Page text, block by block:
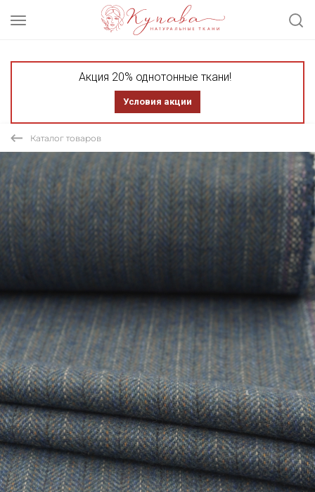
Акция 20% однотонные ткани!
Условия акции
Каталог товаров